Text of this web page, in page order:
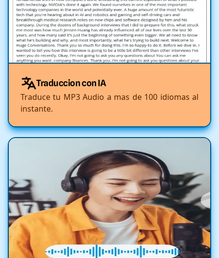
Traduccion con IA
Traduce tu MP3 Audio a mas de 100 idiomas al
instante.